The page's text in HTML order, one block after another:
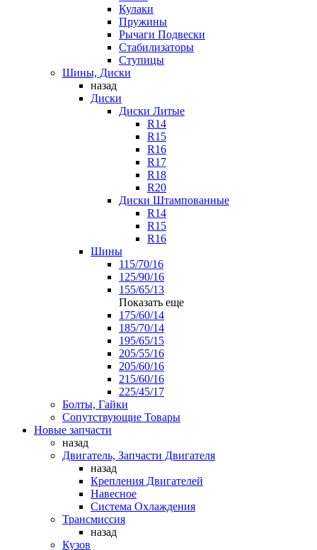
Кулаки
Пружины
Рычаги Подвески
Стабилизаторы
Ступицы
Шины, Диски
назад
Диски
Диски Литые
R14
R15
R16
R17
R18
R20
Диски Штампованные
R14
R15
R16
Шины
115/70/16
125/90/16
155/65/13
Показать еще
175/60/14
185/70/14
195/65/15
205/55/16
205/60/16
215/60/16
225/45/17
Болты, Гайки
Сопутствующие Товары
Новые запчасти
назад
Двигатель, Запчасти Двигателя
назад
Крепления Двигателей
Навесное
Система Охлаждения
Трансмиссия
назад
Кузов